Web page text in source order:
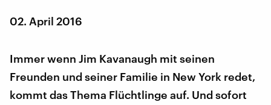
02. April 2016
Immer wenn Jim Kavanaugh mit seinen
Freunden und seiner Familie in New York redet,
kommt das Thema Flüchtlinge auf. Und sofort